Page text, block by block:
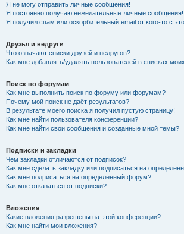
Я не могу отправить личные сообщения!
Я постоянно получаю нежелательные личные сообщения!
Я получил спам или оскорбительный email от кого-то с
Друзья и недруги
Что означают списки друзей и недругов?
Как мне добавлять/удалять пользователей в списках
Поиск по форумам
Как мне выполнить поиск по форуму или форумам?
Почему мой поиск не даёт результатов?
В результате моего поиска я получил пустую страницу!
Как мне найти пользователя конференции?
Как мне найти свои сообщения и созданные мной темы?
Подписки и закладки
Чем закладки отличаются от подписок?
Как мне сделать закладку или подписаться на
Как мне подписаться на определённый форум?
Как мне отказаться от подписки?
Вложения
Какие вложения разрешены на этой конференции?
Как мне найти мои вложения?